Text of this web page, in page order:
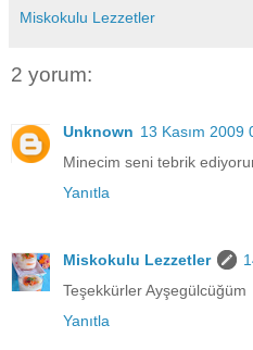
Miskokulu Lezzetler
2 yorum:
Unknown 13 Kasım 2009
Minecim seni tebrik
Yanıtla
Miskokulu Lezzetler
Teşekkürler Ayşegülcüğüm
Yanıtla